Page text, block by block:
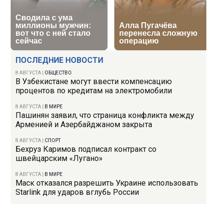
ПОСЛЕДНИЕ НОВОСТИ
8 АВГУСТА ОБЩЕСТВО
В Узбекистане могут ввести компенсацию
процентов по кредитам на электромобили
8 АВГУСТА В МИРЕ
Пашинян заявил, что страница конфликта между
Арменией и Азербайджаном закрыта
8 АВГУСТА СПОРТ
Бехруз Каримов подписал контракт со
швейцарским «Лугано»
8 АВГУСТА В МИРЕ
Маск отказался разрешить Украине использовать
Starlink для ударов вглубь России